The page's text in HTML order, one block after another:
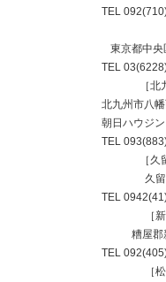
TEL
東京都中
TEL
［
北九州市八
朝日ハウジ
TEL
［
久
TEL
［
糟屋郡
TEL
［